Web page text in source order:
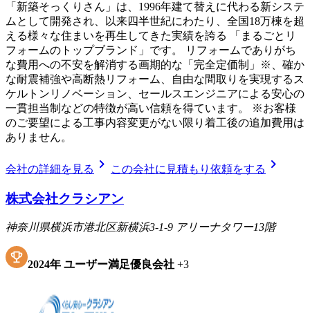
「新築そっくりさん」は、1996年建て替えに代わる新システ
ムとして開発され、以来四半世紀にわたり、全国18万棟を超
える様々な住まいを再生してきた実績を誇る 「まるごとリ
フォームのトップブランド」です。 リフォームでありがち
な費用への不安を解消する画期的な「完全定価制」※、確か
な耐震補強や高断熱リフォーム、自由な間取りを実現するス
ケルトンリノベーション、セールスエンジニアによる安心の
一貫担当制などの特徴が高い信頼を得ています。 ※お客様
のご要望による工事内容変更がない限り着工後の追加費用は
ありません。
会社の詳細を見る chevron_right この会社に見積もり依頼をする chevron_right
株式会社クラシアン
神奈川県横浜市港北区新横浜3-1-9 アリーナタワー13階
2024年 ユーザー満足優良会社 +3